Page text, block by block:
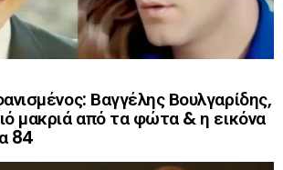
Βαγγέλης Βουλγαρίδης,
μακριά από τα φώτα & η εικόνα
84